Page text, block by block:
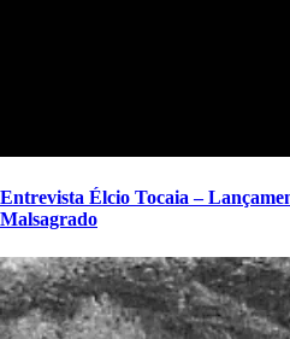
Entrevista Élcio Tocaia –
Malsagrado